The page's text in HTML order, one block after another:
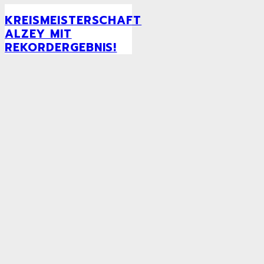
KREISMEISTERSCHAFT
ALZEY MIT
REKORDERGEBNIS!